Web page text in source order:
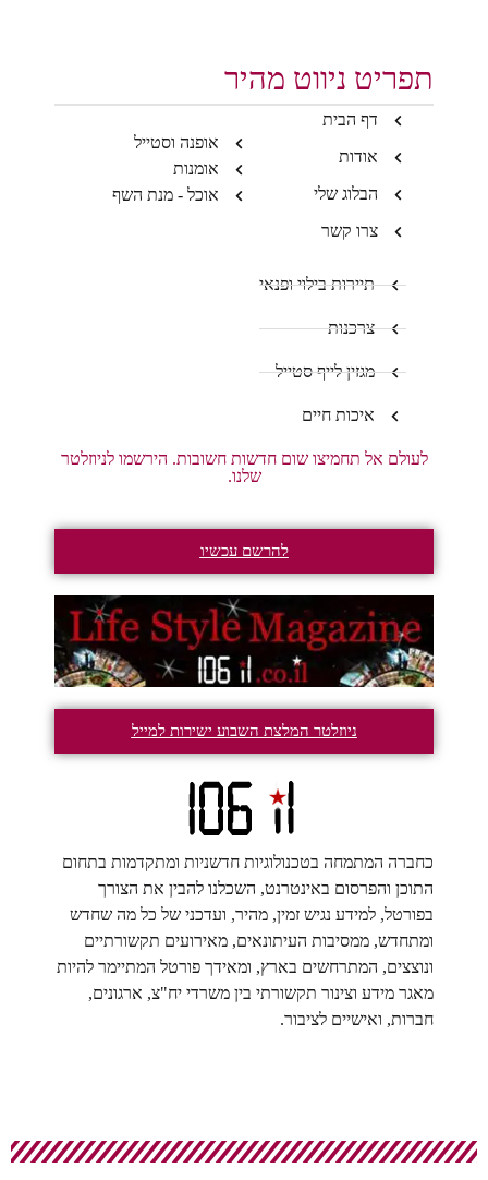
תפריט ניווט מהיר
דף הבית
אודות
הבלוג שלי
צרו קשר
אופנה וסטייל
אומנות
אוכל - מנת השף
תיירות בילוי ופנאי
צרכנות
מגזין לייף סטייל
איכות חיים
לעולם אל תחמיצו שום חדשות חשובות. הירשמו לניוזלטר
שלנו.
להרשם עכשיו
ניוזלטר המלצת השבוע ישירות למייל
כחברה המתמחה בטכנולוגיות חדשניות ומתקדמות בתחום
התוכן והפרסום באינטרנט, השכלנו להבין את הצורך
בפורטל, למידע נגיש זמין, מהיר, ועדכני של כל מה שחדש
ומתחדש, ממסיבות העיתונאים, מאירועים תקשורתיים
ונוצצים, המתרחשים בארץ, ומאידך פורטל המתיימר להיות
מאגר מידע וצינור תקשורתי בין משרדי יח"צ, ארגונים,
חברות, ואישיים לציבור.